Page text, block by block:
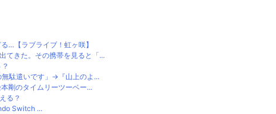
…【ラブライブ！虹ヶ咲】
てきた。その携帯を見ると「...
無駄遣いです」→『山上のよ...
剛のタイムリーツーベー...
る？
Switch ...